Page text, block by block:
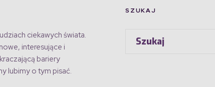
ciekawych świata.
interesujące i
bariery
lubimy o tym pisać.
SZUKAJ